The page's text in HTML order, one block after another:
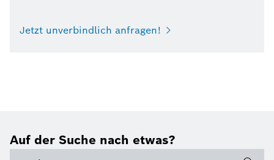
Jetzt unverbindlich anfragen!
Auf der Suche nach etwas?